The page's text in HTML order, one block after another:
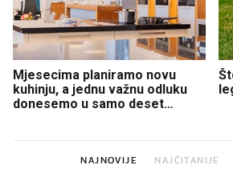
Mjesecima planiramo novu
kuhinju, a jednu važnu odluku
donesemo u samo deset
NAJNOVIJE NAJČITANIJE